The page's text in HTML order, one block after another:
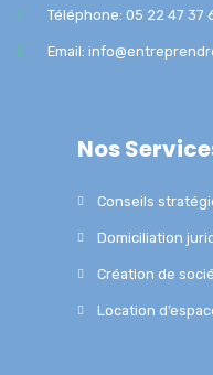
Téléphone: 05 22 47 37
Email:
Nos
Conseils
Domiciliation
Création de
Location